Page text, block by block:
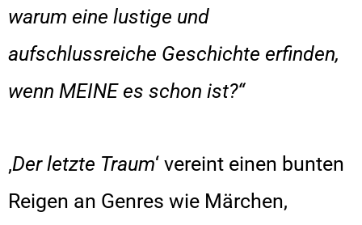
warum eine lustige und
aufschlussreiche Geschichte erfinden,
wenn MEINE es schon ist?“
‚Der letzte Traum‘ vereint einen bunten
Reigen an Genres wie Märchen,